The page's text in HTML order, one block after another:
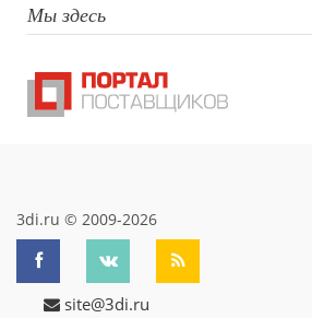
Мы здесь
3di.ru © 2009-2026
site@3di.ru